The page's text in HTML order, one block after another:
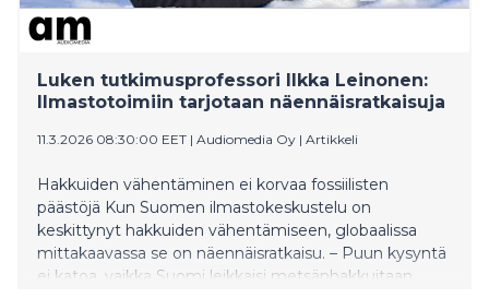
Luken tutkimusprofessori Ilkka Leinonen:
Ilmastotoimiin tarjotaan näennäisratkaisuja
11.3.2026 08:30:00 EET | Audiomedia Oy | Artikkeli
Hakkuiden vähentäminen ei korvaa fossiilisten
päästöjä Kun Suomen ilmastokeskustelu on
keskittynyt hakkuiden vähentämiseen, globaalissa
mittakaavassa se on näennäisratkaisu. – Puun kysyntä
ei katoa, vaikka Suomi leikkaisi metsänhakkuitaan.